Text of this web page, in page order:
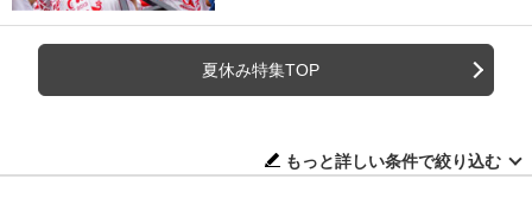
夏休み特集TOP
もっと詳しい条件で絞り込む